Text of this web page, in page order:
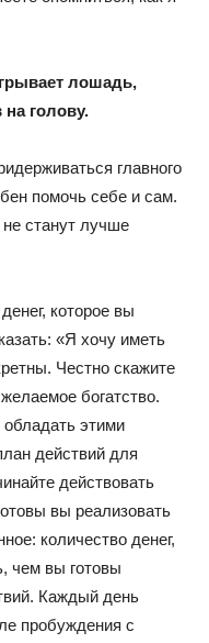
лошадь,
голову.
главного
помочь себе и сам.
станут лучше
которое вы
«Я хочу иметь
Честно скажите
богатство.
обладать этими
действий для
действовать
вы реализовать
количество денег,
чем вы готовы
Каждый день
пробуждения с